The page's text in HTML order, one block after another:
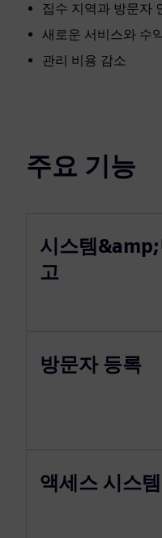
집수 지역과 방문자
새로운 서비스와 수
관리 비용 감소
주요 기능
시스템
고
방문자 등록
액세스 시스